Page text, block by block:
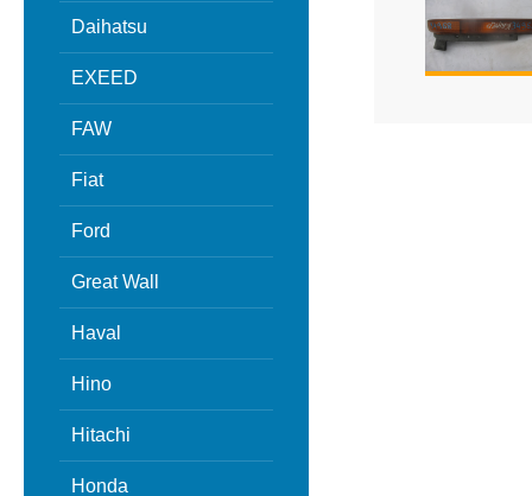
Daihatsu
EXEED
FAW
Fiat
Ford
Great Wall
Haval
Hino
Hitachi
Honda